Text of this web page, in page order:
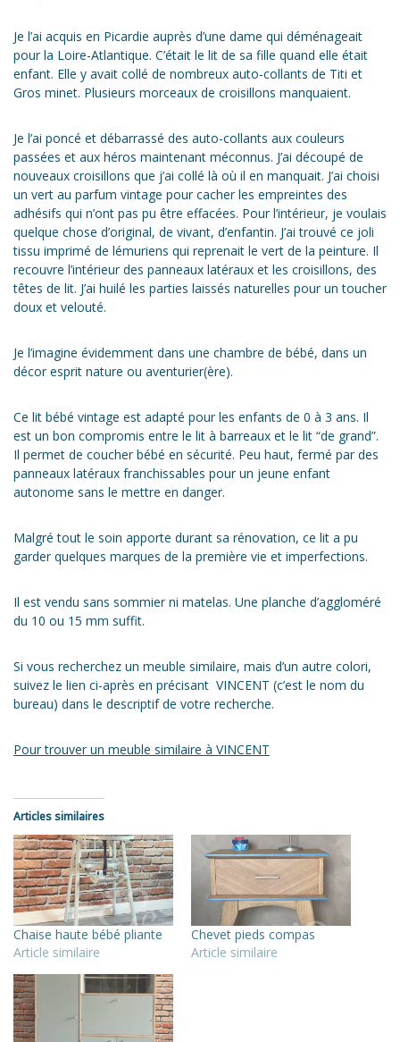
Je l’ai acquis en Picardie auprès d’une dame qui déménageait
pour la Loire-Atlantique. C’était le lit de sa fille quand elle était
enfant. Elle y avait collé de nombreux auto-collants de Titi et
Gros minet. Plusieurs morceaux de croisillons manquaient.
Je l’ai poncé et débarrassé des auto-collants aux couleurs
passées et aux héros maintenant méconnus. J’ai découpé de
nouveaux croisillons que j’ai collé là où il en manquait. J’ai choisi
un vert au parfum vintage pour cacher les empreintes des
adhésifs qui n’ont pas pu être effacées. Pour l’intérieur, je voulais
quelque chose d’original, de vivant, d’enfantin. J’ai trouvé ce joli
tissu imprimé de lémuriens qui reprenait le vert de la peinture. Il
recouvre l’intérieur des panneaux latéraux et les croisillons, des
têtes de lit. J’ai huilé les parties laissés naturelles pour un toucher
doux et velouté.
Je l’imagine évidemment dans une chambre de bébé, dans un
décor esprit nature ou aventurier(ère).
Ce lit bébé vintage est adapté pour les enfants de 0 à 3 ans. Il
est un bon compromis entre le lit à barreaux et le lit “de grand”.
Il permet de coucher bébé en sécurité. Peu haut, fermé par des
panneaux latéraux franchissables pour un jeune enfant
autonome sans le mettre en danger.
Malgré tout le soin apporte durant sa rénovation, ce lit a pu
garder quelques marques de la première vie et imperfections.
Il est vendu sans sommier ni matelas. Une planche d’aggloméré
du 10 ou 15 mm suffit.
Si vous recherchez un meuble similaire, mais d’un autre colori,
suivez le lien ci-après en précisant VINCENT (c’est le nom du
bureau) dans le descriptif de votre recherche.
Pour trouver un meuble similaire à VINCENT
Articles similaires
Chaise haute bébé pliante
Article similaire
Chevet pieds compas
Article similaire